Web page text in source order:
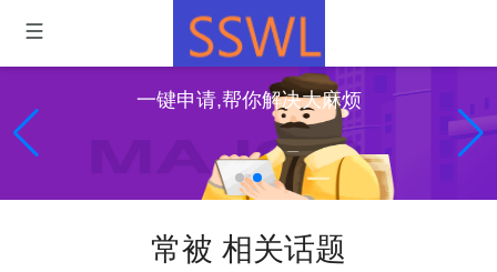
一键申请,帮你解决大麻烦
常被 相关话题